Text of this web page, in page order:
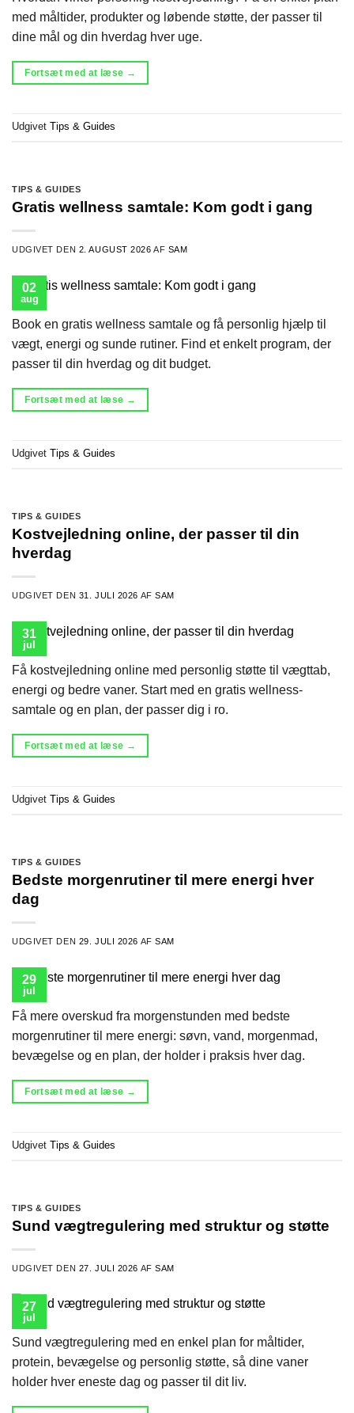
med måltider, produkter og løbende støtte, der passer til
dine mål og din hverdag hver uge.
Fortsæt med at læse →
Udgivet Tips & Guides
TIPS & GUIDES
Gratis wellness samtale: Kom godt i gang
UDGIVET DEN 2. AUGUST 2026 AF SAM
02
aug
Book en gratis wellness samtale og få personlig hjælp til
vægt, energi og sunde rutiner. Find et enkelt program, der
passer til din hverdag og dit budget.
Fortsæt med at læse →
Udgivet Tips & Guides
TIPS & GUIDES
Kostvejledning online, der passer til din
hverdag
UDGIVET DEN 31. JULI 2026 AFSAM
31
jul
Få kostvejledning online med personlig støtte til vægttab,
energi og bedre vaner. Start med en gratis wellness-
samtale og en plan, der passer dig i ro.
Fortsæt med at læse →
Udgivet Tips & Guides
TIPS & GUIDES
Bedste morgenrutiner til mere energi hver
dag
UDGIVET DEN 29. JULI 2026 AFSAM
29
jul
Få mere overskud fra morgenstunden med bedste
morgenrutiner til mere energi: søvn, vand, morgenmad,
bevægelse og en plan, der holder i praksis hver dag.
Fortsæt med at læse →
Udgivet Tips & Guides
TIPS & GUIDES
Sund vægtregulering med struktur og støtte
UDGIVET DEN 27. JULI 2026 AFSAM
27
jul
Sund vægtregulering med en enkel plan for måltider,
protein, bevægelse og personlig støtte, så dine vaner
holder hver eneste dag og passer til dit liv.